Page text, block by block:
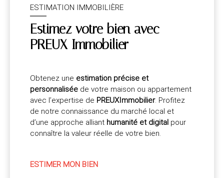
ESTIMATION IMMOBILIÈRE
Estimez votre bien avec
PREUX Immobilier
Obtenez une estimation précise et
personnalisée de votre maison ou appartement
avec l’expertise de PREUXImmobilier. Profitez
de notre connaissance du marché local et
d’une approche alliant humanité et digital pour
connaître la valeur réelle de votre bien.
ESTIMER MON BIEN